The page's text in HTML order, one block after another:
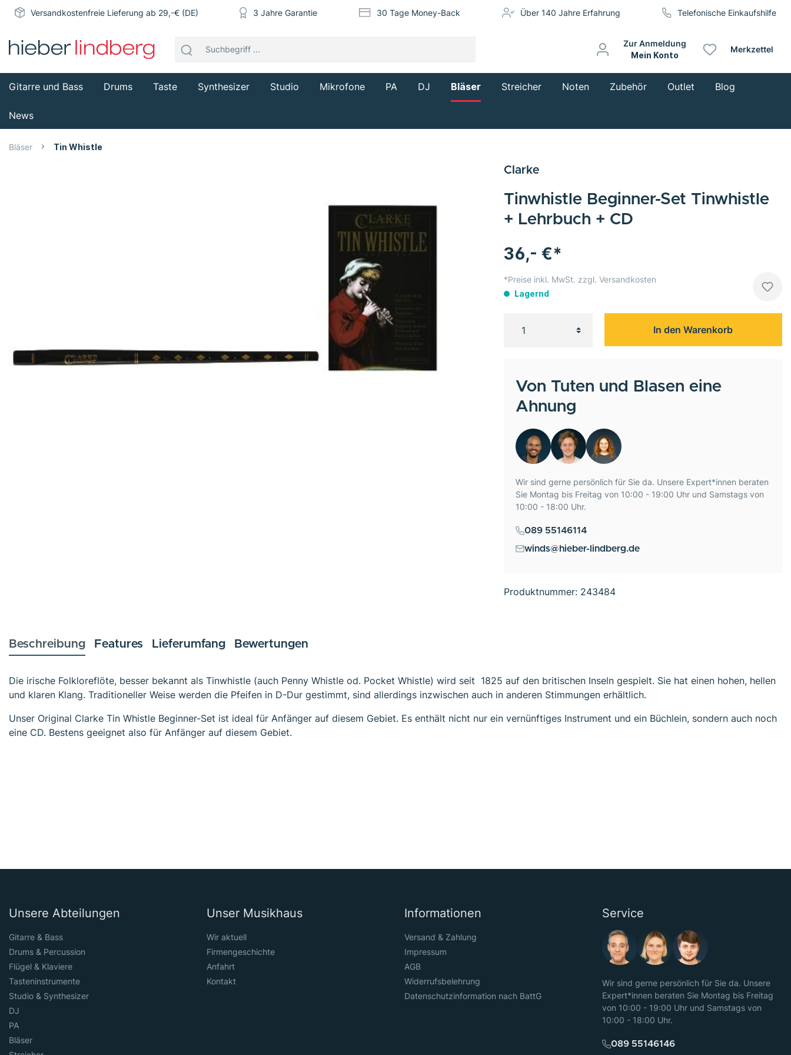
Versandkostenfreie Lieferung ab 29,-€ (DE) 3 Jahre Garantie 30 Tage Money-Back Über 140 Jahre Erfahrung Telefonische Einkaufshilfe
Zur Anmeldung
Mein Konto
Merkzettel
Gitarre und Bass Drums Taste Synthesizer Studio Mikrofone PA DJ Bläser Streicher Noten Zubehör Outlet Blog
News
Bläser Tin Whistle
36,- €*
*Preise inkl. MwSt. zzgl. Versandkosten
Lagernd
In den Warenkorb
Clarke
Produktnummer: 243484
Tinwhistle Beginner-Set Tinwhistle
+ Lehrbuch + CD
Von Tuten und Blasen eine
Ahnung
Wir sind gerne persönlich für Sie da. Unsere Expert*innen beraten
Sie Montag bis Freitag von 10:00 - 19:00 Uhr und Samstags von
10:00 - 18:00 Uhr.
089 55146114
winds@hieber-lindberg.de
Beschreibung Features Lieferumfang Bewertungen
Die irische Folkloreflöte, besser bekannt als Tinwhistle (auch Penny Whistle od. Pocket Whistle) wird seit 1825 auf den britischen Inseln gespielt. Sie hat einen hohen, hellen
und klaren Klang. Traditioneller Weise werden die Pfeifen in D-Dur gestimmt, sind allerdings inzwischen auch in anderen Stimmungen erhältlich.
Unser Original Clarke Tin Whistle Beginner-Set ist ideal für Anfänger auf diesem Gebiet. Es enthält nicht nur ein vernünftiges Instrument und ein Büchlein, sondern auch noch
eine CD. Bestens geeignet also für Anfänger auf diesem Gebiet.
Unsere Abteilungen
Gitarre & Bass
Drums & Percussion
Flügel & Klaviere
Tasteninstrumente
Studio & Synthesizer
DJ
PA
Bläser
Unser Musikhaus
Wir aktuell
Firmengeschichte
Anfahrt
Kontakt
Informationen
Versand & Zahlung
Impressum
AGB
Widerrufsbelehrung
Datenschutzinformation nach BattG
Service
Wir sind gerne persönlich für Sie da. Unsere
Expert*innen beraten Sie Montag bis Freitag
von 10:00 - 19:00 Uhr und Samstags von
10:00 - 18:00 Uhr.
089 55146146